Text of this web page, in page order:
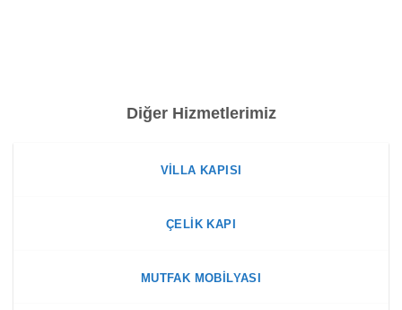
Diğer Hizmetlerimiz
VILLA KAPISI
ÇELIK KAPI
MUTFAK MOBILYASI